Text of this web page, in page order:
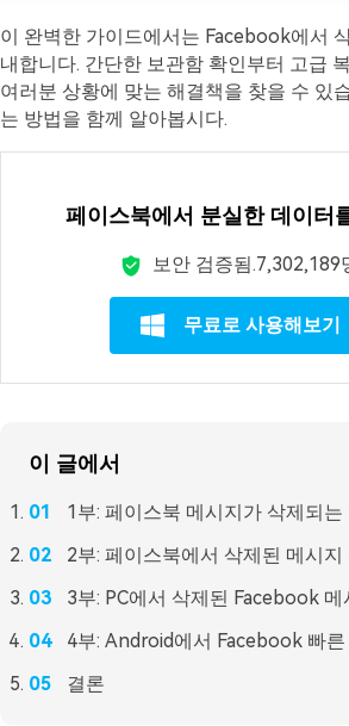
이 완벽한 가이드에서는 Facebook에서
내합니다. 간단한 보관함 확인부터 고급
여러분 상황에 맞는 해결책을 찾을 수 있
는 방법을 함께 알아봅시다.
페이스북에서 분실한 데이터
보안 검증됨.7,302,189
무료로 사용해보기
이 글에서
1부: 페이스북 메시지가 삭제되는
2부: 페이스북에서 삭제된 메시지
3부: PC에서 삭제된 Facebook
4부: Android에서 Facebook 빠
결론